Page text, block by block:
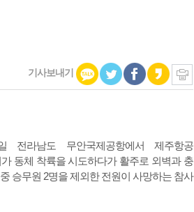
기사보내기
전라남도 무안국제공항에서 제주항공
동체 착륙을 시도하다가 활주로 외벽과 충
승무원 2명을 제외한 전원이 사망하는 참사